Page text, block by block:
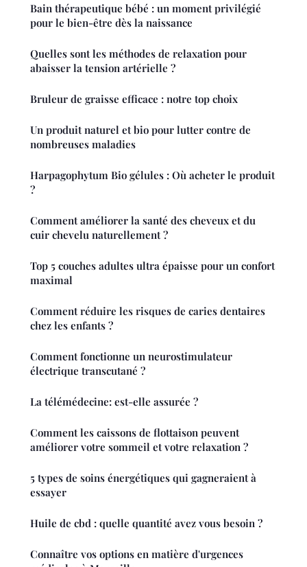
Bain thérapeutique bébé : un moment privilégié
pour le bien-être dès la naissance
Quelles sont les méthodes de relaxation pour
abaisser la tension artérielle ?
Bruleur de graisse efficace : notre top choix
Un produit naturel et bio pour lutter contre de
nombreuses maladies
Harpagophytum Bio gélules : Où acheter le produit
?
Comment améliorer la santé des cheveux et du
cuir chevelu naturellement ?
Top 5 couches adultes ultra épaisse pour un confort
maximal
Comment réduire les risques de caries dentaires
chez les enfants ?
Comment fonctionne un neurostimulateur
électrique transcutané ?
La télémédecine: est-elle assurée ?
Comment les caissons de flottaison peuvent
améliorer votre sommeil et votre relaxation ?
5 types de soins énergétiques qui gagneraient à
essayer
Huile de cbd : quelle quantité avez vous besoin ?
Connaître vos options en matière d'urgences